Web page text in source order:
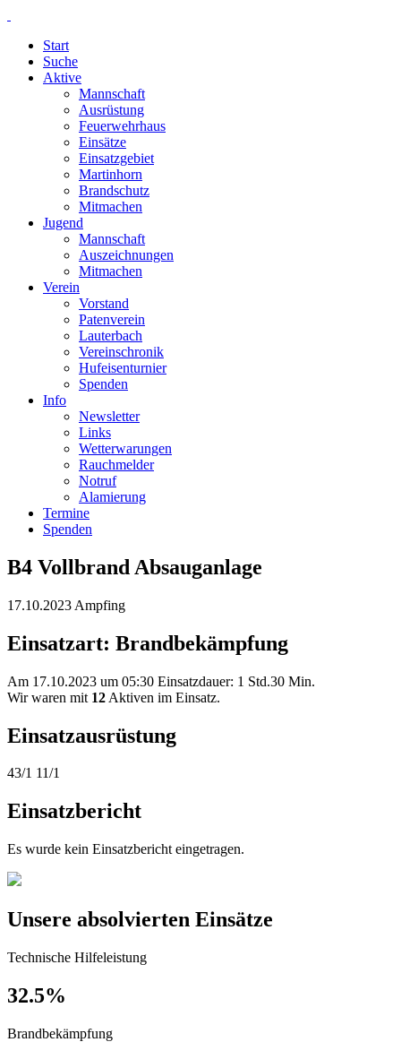
Start
Suche
Aktive
Mannschaft
Ausrüstung
Feuerwehrhaus
Einsätze
Einsatzgebiet
Martinhorn
Brandschutz
Mitmachen
Jugend
Mannschaft
Auszeichnungen
Mitmachen
Verein
Vorstand
Patenverein
Lauterbach
Vereinschronik
Hufeisenturnier
Spenden
Info
Newsletter
Links
Wetterwarungen
Rauchmelder
Notruf
Alamierung
Termine
Spenden
B4 Vollbrand Absauganlage
17.10.2023 Ampfing
Einsatzart: Brandbekämpfung
Am 17.10.2023 um 05:30 Einsatzdauer: 1 Std.30 Min.
Wir waren mit 12 Aktiven im Einsatz.
Einsatzausrüstung
43/1 11/1
Einsatzbericht
Es wurde kein Einsatzbericht eingetragen.
Unsere absolvierten Einsätze
Technische Hilfeleistung
32.5%
Brandbekämpfung